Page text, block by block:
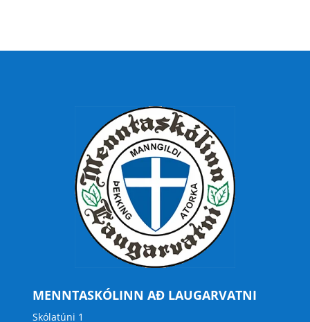
MENNTASKÓLINN AÐ LAUGARVATNI
Skólatúni 1